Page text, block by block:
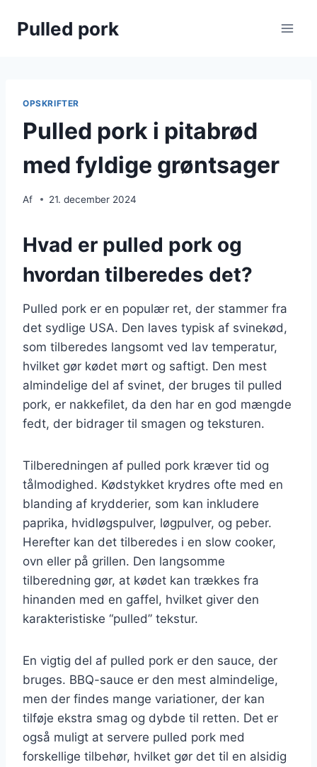
Pulled pork
OPSKRIFTER
Pulled pork i pitabrød
med fyldige grøntsager
Af 21. december 2024
Hvad er pulled pork og
hvordan tilberedes det?
Pulled pork er en populær ret, der stammer fra
det sydlige USA. Den laves typisk af svinekød,
som tilberedes langsomt ved lav temperatur,
hvilket gør kødet mørt og saftigt. Den mest
almindelige del af svinet, der bruges til pulled
pork, er nakkefilet, da den har en god mængde
fedt, der bidrager til smagen og teksturen.
Tilberedningen af pulled pork kræver tid og
tålmodighed. Kødstykket krydres ofte med en
blanding af krydderier, som kan inkludere
paprika, hvidløgspulver, løgpulver, og peber.
Herefter kan det tilberedes i en slow cooker,
ovn eller på grillen. Den langsomme
tilberedning gør, at kødet kan trækkes fra
hinanden med en gaffel, hvilket giver den
karakteristiske “pulled” tekstur.
En vigtig del af pulled pork er den sauce, der
bruges. BBQ-sauce er den mest almindelige,
men der findes mange variationer, der kan
tilføje ekstra smag og dybde til retten. Det er
også muligt at servere pulled pork med
forskellige tilbehør, hvilket gør det til en alsidig